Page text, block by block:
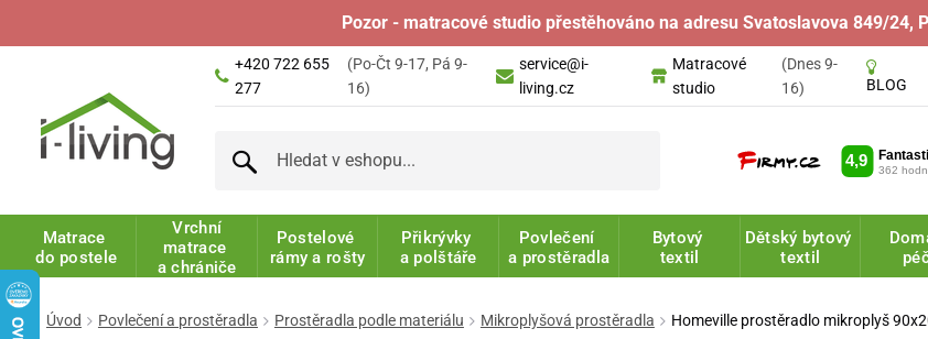
Pozor - matracové studio přestěhováno na adresu Svatoslavova 849/24,
+420 722 655
277
(Po-Čt 9-17, Pá 9-
16)
service@i-
living.cz
Matracové
studio
(Dnes 9-
16)
BLOG
Matrace
do postele
Vrchní
matrace
a chrániče
Postelové
rámy a rošty
Přikrývky
a polštáře
Povlečení
a prostěradla
Bytový
textil
Dětský bytový
textil
Úvod Povlečení a prostěradla Prostěradla podle materiálu Mikroplyšová prostěradla Homeville prostěradlo mikroplyš